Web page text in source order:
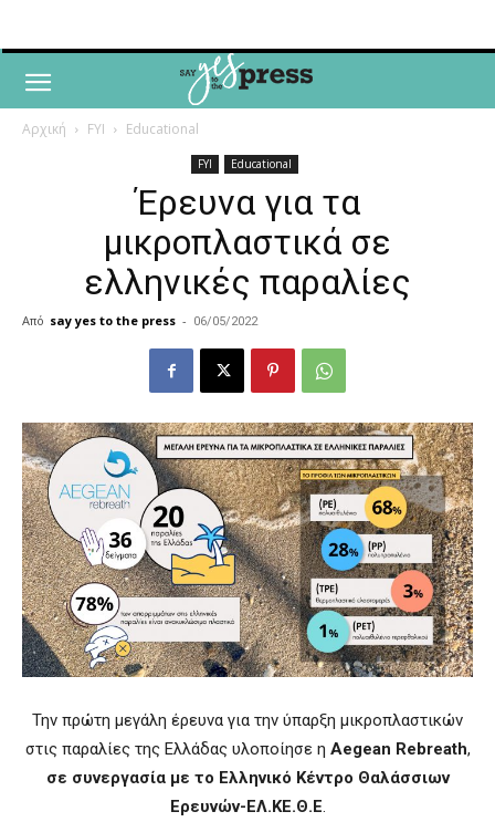
Αρχική FYI Educational
FYI Educational
Έρευνα για τα
μικροπλαστικά σε
ελληνικές παραλίες
Από say yes to the press - 06/05/2022
Την πρώτη μεγάλη έρευνα για την ύπαρξη μικροπλαστικών
στις παραλίες της Ελλάδας υλοποίησε η Aegean Rebreath,
σε συνεργασία με το Ελληνικό Κέντρο Θαλάσσιων
Ερευνών-ΕΛ.ΚΕ.Θ.Ε.